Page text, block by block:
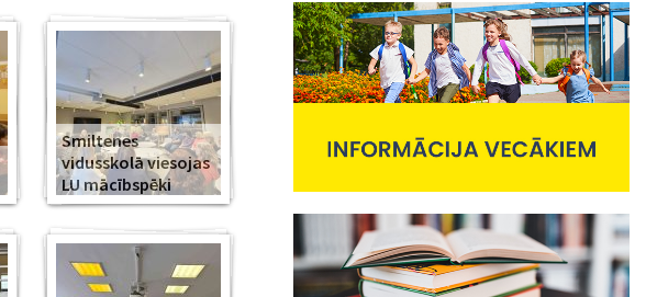
Smiltenes
vidusskolā viesojas
LU mācībspēki